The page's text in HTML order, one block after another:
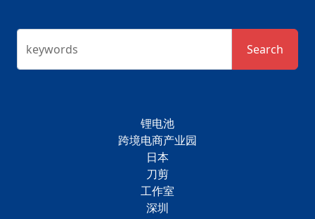
keywords Search
锂电池
跨境电商产业园
日本
刀剪
工作室
深圳